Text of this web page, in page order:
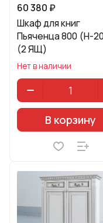
60 380 ₽
Шкаф для книг
Пьяченца 800 (H-
(2 ЯЩ)
Нет в наличии
В корзину